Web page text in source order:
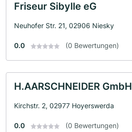
Friseur Sibylle eG
Neuhofer Str. 21, 02906 Niesky
0.0 (0 Bewertungen)
H.AARSCHNEIDER GmbH
Kirchstr. 2, 02977 Hoyerswerda
0.0 (0 Bewertungen)